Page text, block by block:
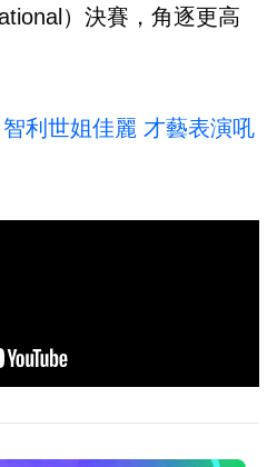
）決賽，角逐更高
利世姐佳麗 才藝表演吼